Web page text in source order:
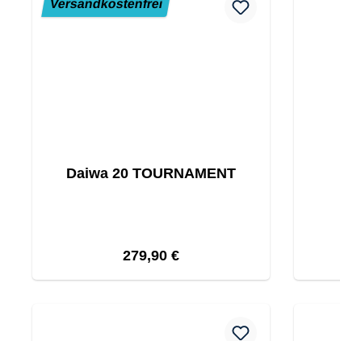
Versandkostenfrei
Daiwa 20 TOURNAMENT
Regulärer Preis:
279,90 €